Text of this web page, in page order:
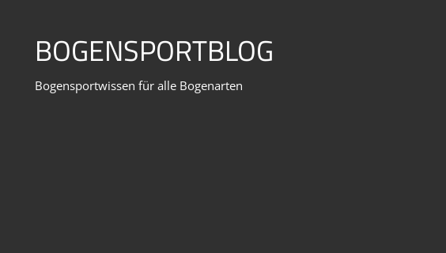
springenBOGENSPORTBLOG
Bogensportwissen für alle Bogenarten